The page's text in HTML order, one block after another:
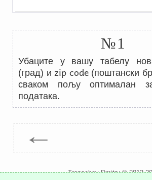
№1
Убаците у вашу табелу
(град) и zip code(поштански
сваком пољу оптималан
података.
←
Trepachev Dmitry © 2012-